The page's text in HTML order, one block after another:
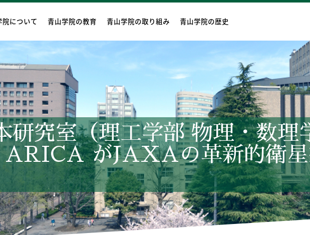
院について 青山学院の教育 青山学院の取り組み 青山学院の歴史
研究室（理工学部 物理・数理
ARICA がJAXAの革新的衛星